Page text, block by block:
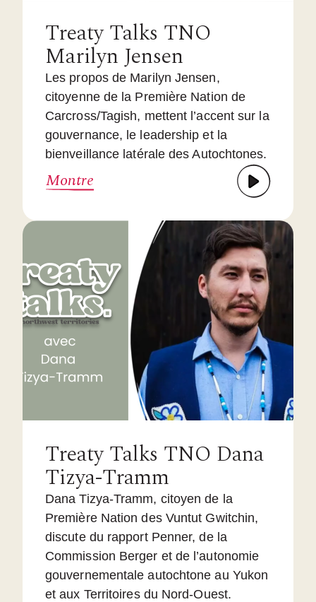
Treaty Talks TNO
Marilyn Jensen
Les propos de Marilyn Jensen,
citoyenne de la Première Nation de
Carcross/Tagish, mettent l’accent sur la
gouvernance, le leadership et la
bienveillance latérale des Autochtones.
Montre
Treaty Talks TNO Dana
Tizya-Tramm
Dana Tizya-Tramm, citoyen de la
Première Nation des Vuntut Gwitchin,
discute du rapport Penner, de la
Commission Berger et de l’autonomie
gouvernementale autochtone au Yukon
et aux Territoires du Nord-Ouest.